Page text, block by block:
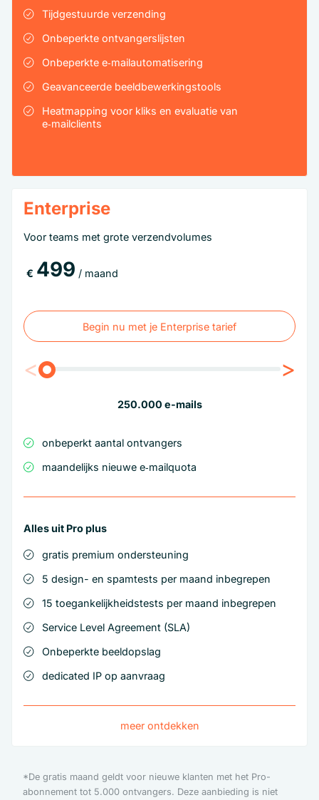
Tijdgestuurde verzending
Onbeperkte ontvangerslijsten
Onbeperkte e‑mailautomatisering
Geavanceerde beeldbewerkingstools
Heatmapping voor kliks en evaluatie van
e‑mailclients
Enterprise
Voor teams met grote verzendvolumes
€ 499 / maand
Begin nu met je Enterprise tarief
Begin nu met je Enterprise tarief
< >
250.000 e-mails
onbeperkt aantal ontvangers
maandelijks nieuwe e‑mailquota
Alles uit Pro plus
gratis premium ondersteuning
5 design- en spamtests per maand inbegrepen
15 toegankelijkheidstests per maand inbegrepen
Service Level Agreement (SLA)
Onbeperkte beeldopslag
dedicated IP op aanvraag
meer ontdekken
*De gratis maand geldt voor nieuwe klanten met het Pro-
abonnement tot 5.000 ontvangers. Deze aanbieding is niet